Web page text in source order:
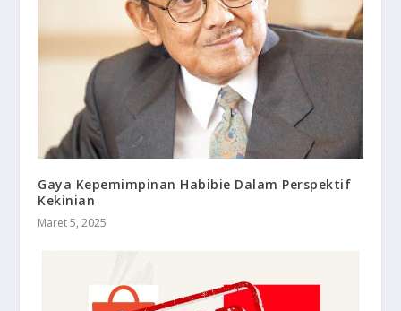
Gaya Kepemimpinan Habibie Dalam Perspektif
Kekinian
Maret 5, 2025